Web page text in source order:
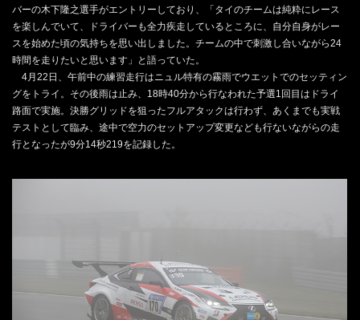
バーの木下隆之選手がエントリーしており、「タイのチームは純粋にレース
を楽しんでいて、ドライバーも全力疾走しているところに、自分自身がレー
スを始めた頃の気持ちを思い出しました。チームの中で刺激し合いながら24
時間を走りたいと思います」と語っていた。
4月22日、午前中の練習走行はニュル特有の霧雨でウエットでのセッティン
グをトライ。その後雨は止み、18時40分から行なわれた予選1回目はドライ
路面で実施。決勝グリッドを狙ったフルアタックは行わず、あくまでも実戦
テストとして臨み、途中で空力のセットアップ変更なども行ないながらの走
行となったが9分14秒219を記録した。